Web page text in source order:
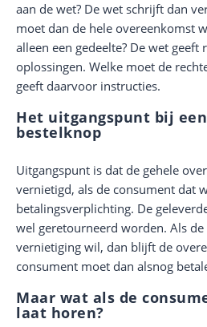
aan de wet? De wet schrijft dan
moet dan de hele overeenkomst
alleen een gedeelte? De wet
oplossingen. Welke moet de
geeft daarvoor instructies.
Het uitgangspunt bij
bestelknop
Uitgangspunt is dat de gehele
vernietigd, als de consument dat
betalingsverplichting. De
wel geretourneerd worden. Als de
vernietiging wil, dan blijft de
consument moet dan alsnog
Maar wat als de
laat horen?